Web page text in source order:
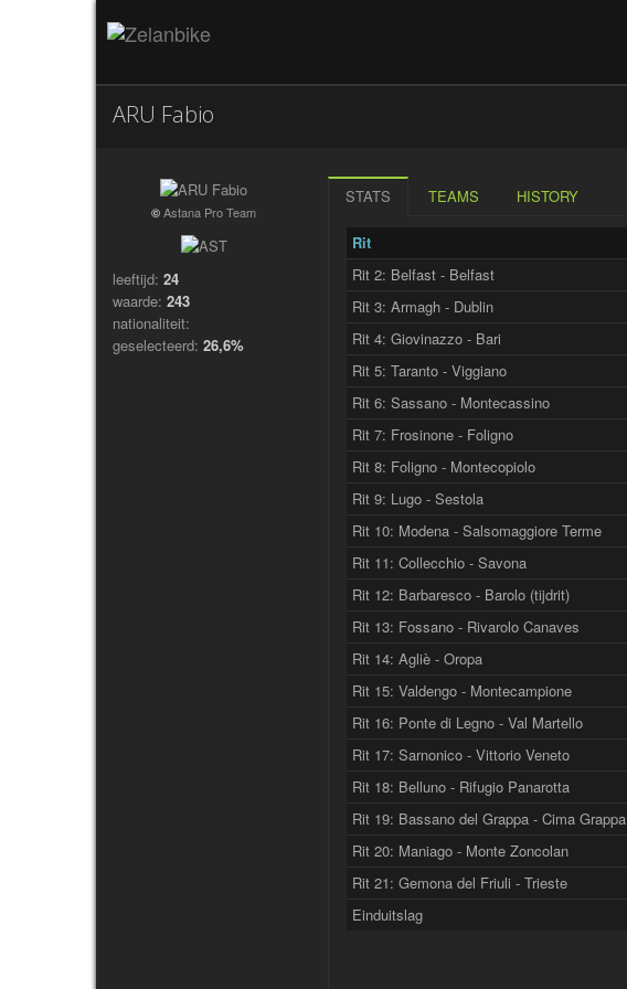
ARU Fabio
© Astana Pro Team
leeftijd: 24
waarde: 243
nationaliteit:
geselecteerd: 26,6%
STATS TEAMS HISTORY
Rit
Rit 2: Belfast - Belfast
Rit 3: Armagh - Dublin
Rit 4: Giovinazzo - Bari
Rit 5: Taranto - Viggiano
Rit 6: Sassano - Montecassino
Rit 7: Frosinone - Foligno
Rit 8: Foligno - Montecopiolo
Rit 9: Lugo - Sestola
Rit 10: Modena - Salsomaggiore Terme
Rit 11: Collecchio - Savona
Rit 12: Barbaresco - Barolo (tijdrit)
Rit 13: Fossano - Rivarolo Canaves
Rit 14: Agliè - Oropa
Rit 15: Valdengo - Montecampione
Rit 16: Ponte di Legno - Val Martello
Rit 17: Sarnonico - Vittorio Veneto
Rit 18: Belluno - Rifugio Panarotta
Rit 19: Bassano del Grappa - Cima
Rit 20: Maniago - Monte Zoncolan
Rit 21: Gemona del Friuli - Trieste
Einduitslag